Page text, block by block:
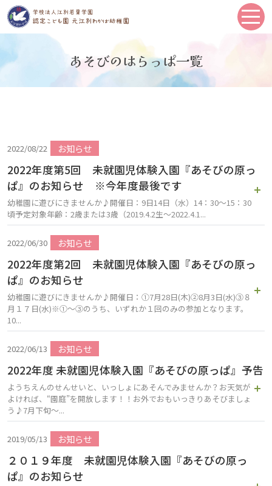
あそびのはらっぱ一覧
2022/08/22 お知らせ
2022年度第5回 未就園児体験入園『あそびの原っ
ぱ』のお知らせ ※今年度最後です
幼稚園に遊びにきませんか♪開催日：9日14日（水）14：30～15：30
頃予定対象年齢：2歳または3歳（2019.4.2生～2022.4.1...
2022/06/30 お知らせ
2022年度第2回 未就園児体験入園『あそびの原っ
ぱ』のお知らせ
幼稚園に遊びにきませんか♪開催日：①7月28日(木)②8月3日(水)③８
月１７日(水)※①～③のうち、いずれか１回のみの参加となります。
10...
2022/06/13 お知らせ
2022年度 未就園児体験入園『あそびの原っぱ』予告
ようちえんのせんせいと、いっしょにあそんでみませんか？お天気が
よければ、“園庭”を開放します！！お外でおもいっきりあそびましょ
う♪7月下旬～...
2019/05/13 お知らせ
２０１９年度 未就園児体験入園『あそびの原っ
ぱ』のお知らせ